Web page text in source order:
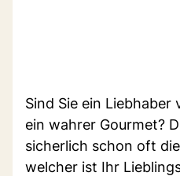
Sind Sie ein Liebhaber
ein wahrer Gourmet?
sicherlich schon oft
welcher ist Ihr